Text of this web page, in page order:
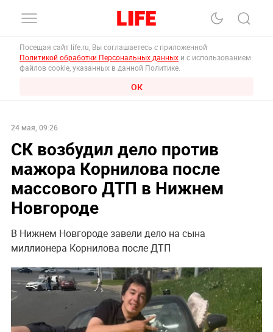
Посещая сайт life.ru, Вы соглашаетесь с приложенной
Политикой обработки Персональных данных и с использованием
файлов cookie, указанных в данной Политике.
ОК
24 мая, 09:26
СК возбудил дело против
мажора Корнилова после
массового ДТП в Нижнем
Новгороде
В Нижнем Новгороде завели дело на сына
миллионера Корнилова после ДТП